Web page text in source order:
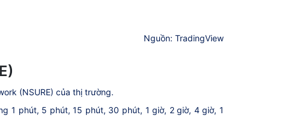
Nguồn: TradingView
(NSURE) của thị trường.
1 phút, 5 phút, 15 phút, 30 phút, 1 giờ, 2 giờ, 4 giờ, 1